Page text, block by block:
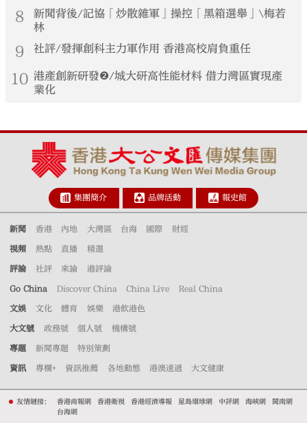
8
新聞背後/記協「炒散雜軍」操控「黑箱選舉」\梅若
林
9 社評/發揮創科主力軍作用 香港高校肩負重任
10 港產創新研發❷/城大研高性能材料 借力灣區實現產
業化
集團簡介 品牌活動 報史館
新聞 香港 內地 大灣區 台海 國際 財經
視頻 熱點 直播 精選
評論 社評 來論 港評論
Go China Discover China China Live Real China
文娛 文化 體育 娛樂 港飲港色
大文號 政務號 個人號 機構號
專題 新聞專題 特別策劃
資訊 專欄+ 資訊推薦 各地動態 港澳速遞 大文健康
友情鏈接： 香港商報網 香港衛視 香港經濟導報 星島環球網 中評網 海峽網
閩南網
台海網